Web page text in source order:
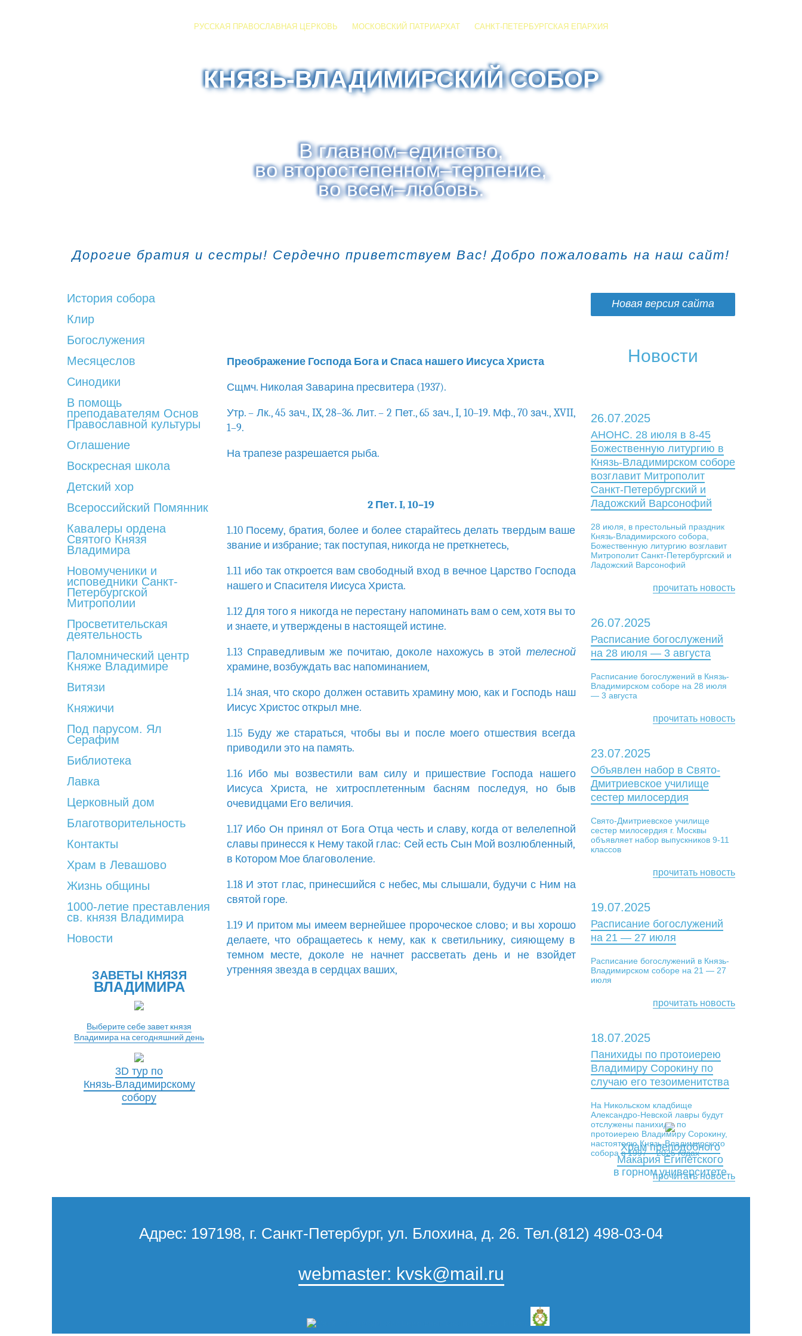
РУССКАЯ ПРАВОСЛАВНАЯ ЦЕРКОВЬ МОСКОВСКИЙ ПАТРИАРХАТ САНКТ-ПЕТЕРБУРГСКАЯ ЕПАРХИЯ
КНЯЗЬ-ВЛАДИМИРСКИЙ СОБОР
В главном–единство,
во второстепенном–терпение,
во всем–любовь.
Дорогие братия и сестры! Сердечно приветствуем Вас! Добро пожаловать на наш сайт!
История собора
Клир
Богослужения
Месяцеслов
Синодики
В помощь
преподавателям Основ
Православной культуры
Оглашение
Воскресная школа
Детский хор
Всероссийский Помянник
Кавалеры ордена
Святого Князя
Владимира
Новомученики и
исповедники Санкт-
Петербургской
Митрополии
Просветительская
деятельность
Паломнический центр
Княже Владимире
Витязи
Княжичи
Под парусом. Ял
Серафим
Библиотека
Лавка
Церковный дом
Благотворительность
Контакты
Храм в Левашово
Жизнь общины
1000-летие преставления
св. князя Владимира
Новости
ЗАВЕТЫ КНЯЗЯ
ВЛАДИМИРА
Выберите себе завет князя
Владимира на сегодняшний день
3D тур по
Князь-Владимирскому
собору
Преображение Господа Бога и Спаса нашего Иисуса Христа
Сщмч. Николая Заварина пресвитера (1937).
Утр. – Лк., 45 зач., IX, 28–36. Лит. – 2 Пет., 65 зач., I, 10–19. Мф., 70 зач., XVII,
1–9.
На трапезе разрешается рыба.
2 Пет. I, 10–19
1.10 Посему, братия, более и более старайтесь делать твердым ваше
звание и избрание; так поступая, никогда не преткнетесь,
1.11 ибо так откроется вам свободный вход в вечное Царство Господа
нашего и Спасителя Иисуса Христа.
1.12 Для того я никогда не перестану напоминать вам о сем, хотя вы то
и знаете, и утверждены в настоящей истине.
1.13 Справедливым же почитаю, доколе нахожусь в этой телесной
храмине, возбуждать вас напоминанием,
1.14 зная, что скоро должен оставить храмину мою, как и Господь наш
Иисус Христос открыл мне.
1.15 Буду же стараться, чтобы вы и после моего отшествия всегда
приводили это на память.
1.16 Ибо мы возвестили вам силу и пришествие Господа нашего
Иисуса Христа, не хитросплетенным басням последуя, но быв
очевидцами Его величия.
1.17 Ибо Он принял от Бога Отца честь и славу, когда от велелепной
славы принесся к Нему такой глас: Сей есть Сын Мой возлюбленный,
в Котором Мое благоволение.
1.18 И этот глас, принесшийся с небес, мы слышали, будучи с Ним на
святой горе.
1.19 И притом мы имеем вернейшее пророческое слово; и вы хорошо
делаете, что обращаетесь к нему, как к светильнику, сияющему в
темном месте, доколе не начнет рассветать день и не взойдет
утренняя звезда в сердцах ваших,
Новая версия сайта
Новости
26.07.2025
АНОНС. 28 июля в 8-45
Божественную литургию в
Князь-Владимирском соборе
возглавит Митрополит
Санкт-Петербургский и
Ладожский Варсонофий
28 июля, в престольный праздник
Князь-Владимирского собора,
Божественную литургию возглавит
Митрополит Санкт-Петербургский и
Ладожский Варсонофий
прочитать новость
26.07.2025
Расписание богослужений
на 28 июля — 3 августа
Расписание богослужений в Князь-
Владимирском соборе на 28 июля
— 3 августа
прочитать новость
23.07.2025
Объявлен набор в Свято-
Дмитриевское училище
сестер милосердия
Свято-Дмитриевское училище
сестер милосердия г. Москвы
объявляет набор выпускников 9-11
классов
прочитать новость
19.07.2025
Расписание богослужений
на 21 — 27 июля
Расписание богослужений в Князь-
Владимирском соборе на 21 — 27
июля
прочитать новость
18.07.2025
Панихиды по протоиерею
Владимиру Сорокину по
случаю его тезоименитства
На Никольском кладбище
Александро-Невской лавры будут
отслужены панихиды по
протоиерею Владимиру Сорокину,
настоятелю Князь-Владимирского
собора в 1997 – 2025 годах
прочитать новость
Храм преподобного
Макария Египетского
в горном университете
Адрес: 197198, г. Санкт-Петербург, ул. Блохина, д. 26. Тел.(812) 498-03-04
webmaster: kvsk@mail.ru